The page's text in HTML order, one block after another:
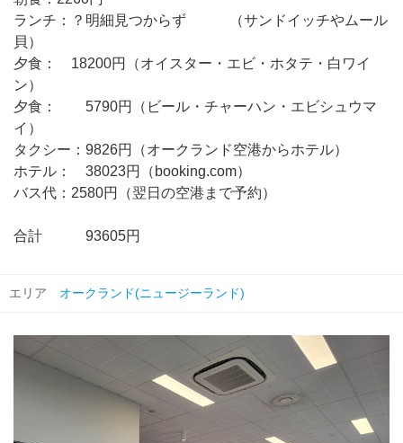
ランチ：？明細見つからず （サンドイッチやムール
貝）
夕食： 18200円（オイスター・エビ・ホタテ・白ワイ
ン）
夕食： 5790円（ビール・チャーハン・エビシュウマ
イ）
タクシー：9826円（オークランド空港からホテル）
ホテル： 38023円（booking.com）
バス代：2580円（翌日の空港まで予約）
合計 93605円
エリア オークランド(ニュージーランド)